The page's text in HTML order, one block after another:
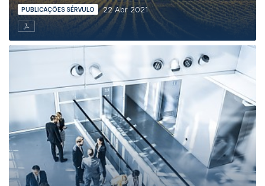
PUBLICAÇÕES SÉRVULO 22 Abr 2021